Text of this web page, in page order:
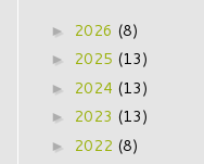
► 2026 (8)
► 2025 (13)
► 2024 (13)
► 2023 (13)
► 2022 (8)